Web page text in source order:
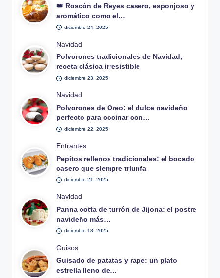
en
👑 Roscón de Reyes casero, esponjoso y
aromático como el…
diciembre 24, 2025
Publicado
en
Navidad
Polvorones tradicionales de Navidad,
receta clásica irresistible
diciembre 23, 2025
Publicado
en
Navidad
Polvorones de Oreo: el dulce navideño
perfecto para cocinar con…
diciembre 22, 2025
Publicado
en
Entrantes
Pepitos rellenos tradicionales: el bocado
casero que siempre triunfa
diciembre 21, 2025
Publicado
en
Navidad
Panna cotta de turrón de Jijona: el postre
navideño más…
diciembre 18, 2025
Publicado
en
Guisos
Guisado de patatas y rape: un plato
estrella lleno de…